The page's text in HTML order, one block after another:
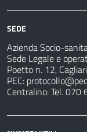
sanitarie
fare
SEDE
Azienda Socio-
Sede Legale e
Poetto n. 12, Cagliari
PEC:
Centralino: Tel. 070